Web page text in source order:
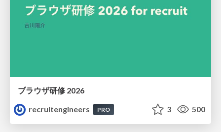
ブラウザ研修 2026
recruitengineers
PRO 3 500